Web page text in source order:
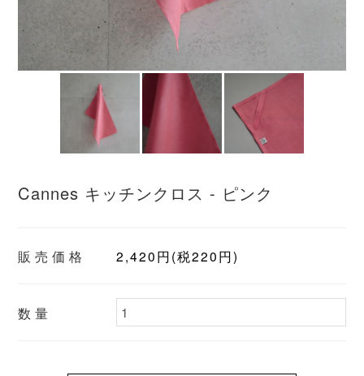
Cannes キッチンクロス - ピンク
販売価格 2,420円(税220円)
数量